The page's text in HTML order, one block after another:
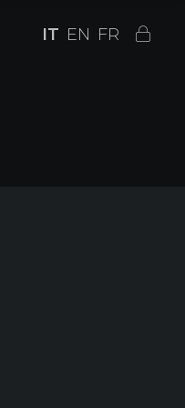
IT EN FR